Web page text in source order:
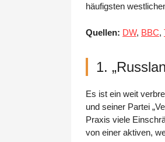
häufigsten
Quellen: DW, BBC,
1.
Es ist ein weit
und seiner Partei
Praxis viele
von einer aktiven,